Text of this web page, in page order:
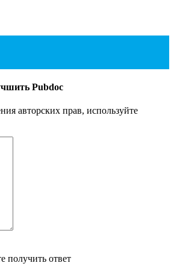
Pubdoc
авторских прав, используйте
получить ответ